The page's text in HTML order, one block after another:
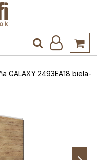
GALAXY 2493EA18 biela-